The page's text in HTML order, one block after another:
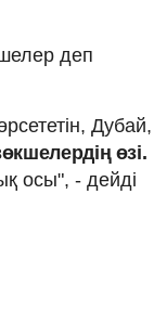
деп
Дубай,
өзі.
осы", - дейді